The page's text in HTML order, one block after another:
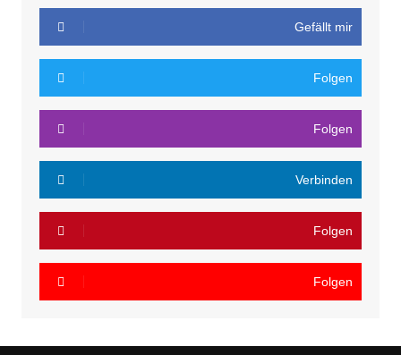
Gefällt mir
Folgen
Folgen
Verbinden
Folgen
Folgen